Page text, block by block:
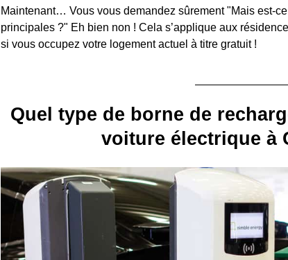
Maintenant… Vous vous demandez sûrement "Mais est-
principales ?" Eh bien non ! Cela s’applique aux
si vous occupez votre logement actuel à titre gratuit !
Quel type de borne de
voiture électrique à